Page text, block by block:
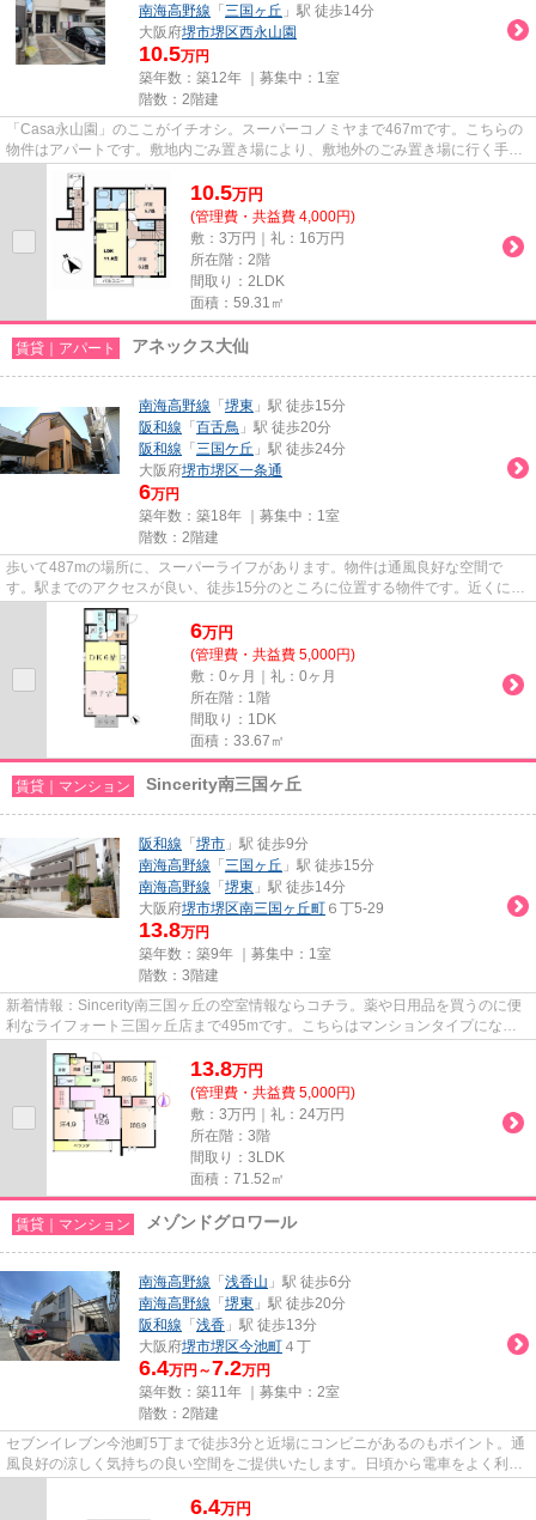
南海高野線 「 三国ヶ丘 」駅 徒歩14分
大阪府堺市堺区西永山園
10.5万円
築年数：築12年 ｜募集中： 1室
階数：2階建
「Casa永山園」のここがイチオシ。スーパーコノミヤまで467mです。こちらの
物件はアパートです。敷地内ごみ置き場により、敷地外のごみ置き場に行く手間
が省けます。当社スタッフが地...
10.5万円
(管理費・共益費 4,000円)
敷：3万円｜礼：16万円
所在階：2階
間取り：2LDK
面積：59.31㎡
賃貸｜アパート アネックス大仙
南海高野線 「 堺東 」駅 徒歩15分
阪和線 「 百舌鳥 」駅 徒歩20分
阪和線 「 三国ケ丘 」駅 徒歩24分
大阪府堺市堺区一条通
6万円
築年数：築18年 ｜募集中： 1室
階数：2階建
歩いて487mの場所に、スーパーライフがあります。物件は通風良好な空間で
す。駅までのアクセスが良い、徒歩15分のところに位置する物件です。近くに2
駅ある、アクセスが良い物件です。...
6万円
(管理費・共益費 5,000円)
敷：0ヶ月｜礼：0ヶ月
所在階：1階
間取り：1DK
面積：33.67㎡
賃貸｜マンション Sincerity南三国ヶ丘
阪和線 「 堺市 」駅 徒歩9分
南海高野線 「 三国ヶ丘 」駅 徒歩15分
南海高野線 「 堺東 」駅 徒歩14分
大阪府堺市堺区南三国ヶ丘町 ６丁5-29
13.8万円
築年数：築9年 ｜募集中： 1室
階数：3階建
新着情報：Sincerity南三国ヶ丘の空室情報ならコチラ。薬や日用品を買うのに便
利なライフォート三国ヶ丘店まで495mです。こちらはマンションタイプになり
13.8万円
(管理費・共益費 5,000円)
敷：3万円｜礼：24万円
所在階：3階
間取り：3LDK
面積：71.52㎡
賃貸｜マンション メゾンドグロワール
南海高野線 「 浅香山 」駅 徒歩6分
南海高野線 「 堺東 」駅 徒歩20分
阪和線 「 浅香 」駅 徒歩13分
大阪府堺市堺区今池町 ４丁
6.4万円～7.2万円
築年数：築11年 ｜募集中： 2室
階数：2階建
セブンイレブン今池町5丁まで徒歩3分と近場にコンビニがあるのもポイント。通
風良好の涼しく気持ちの良い空間をご提供いたします。日頃から電車をよく利用
6.4万円